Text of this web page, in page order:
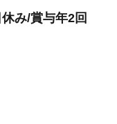
み/賞与年2回